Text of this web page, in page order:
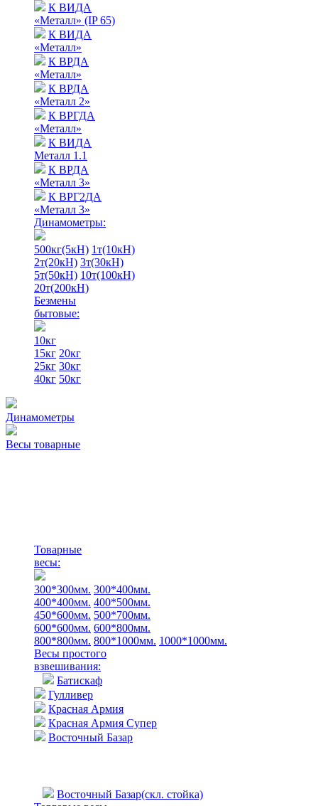
К ВИДА
«Металл» (IP 65)
К ВИДА
«Металл»
К ВРДА
«Металл»
К ВРДА
«Металл 2»
К ВРГДА
«Металл»
К ВИДА
Металл 1.1
К ВРДА
«Металл 3»
К ВРГ2ДА
«Металл 3»
Динамометры:
500кг(5кН) 1т(10кН)
2т(20кН) 3т(30кН)
5т(50кН) 10т(100кН)
20т(200кН)
Безмены
бытовые:
10кг
15кг 20кг
25кг 30кг
40кг 50кг
Динамометры
Весы товарные
Товарные
весы:
300*300мм. 300*400мм.
400*400мм. 400*500мм.
450*600мм. 500*700мм.
600*600мм. 600*800мм.
800*800мм. 800*1000мм. 1000*1000мм.
Весы простого
взвешивания:
Батискаф
Гулливер
Красная Армия
Красная Армия Супер
Восточный Базар
Восточный Базар(скл. стойка)